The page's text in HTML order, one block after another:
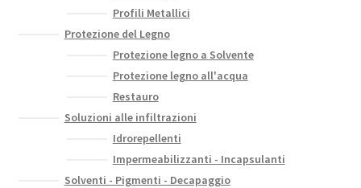
Profili Metallici
Protezione del Legno
Protezione legno a Solvente
Protezione legno all'acqua
Restauro
Soluzioni alle infiltrazioni
Idrorepellenti
Impermeabilizzanti - Incapsulanti
Solventi - Pigmenti - Decapaggio